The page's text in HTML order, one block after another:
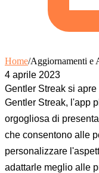
Home/Aggiornamenti e
4 aprile 2023
Gentler Streak si
Gentler Streak, l'app
orgogliosa di
che consentono alle
personalizzare
adattarle meglio alle